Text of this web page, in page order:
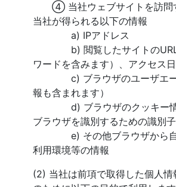
④ 当社ウェブサイトを訪問
当社が得られる以下の情報
a) IPアドレス
b) 閲覧したサイトのURL
ワードを含みます）、アクセス
c) ブラウザのユーザエー
報も含まれます）
d) ブラウザのクッキー情
ブラウザを識別するための識別子
e) その他ブラウザから自
利用環境等の情報
(2) 当社は前項で取得した個人